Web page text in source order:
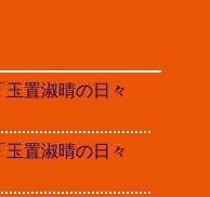
置淑晴の日々
置淑晴の日々